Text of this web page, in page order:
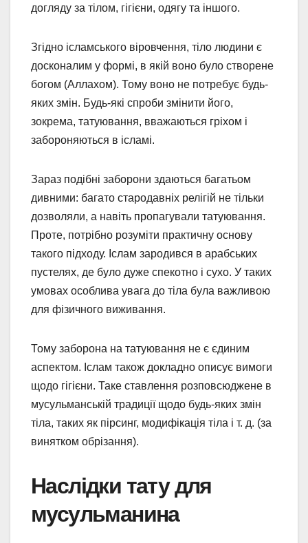
догляду за тілом, гігієни, одягу та іншого.
Згідно ісламського віровчення, тіло людини є
досконалим у формі, в якій воно було створене
богом (Аллахом). Тому воно не потребує будь-
яких змін. Будь-які спроби змінити його,
зокрема, татуювання, вважаються гріхом і
забороняються в ісламі.
Зараз подібні заборони здаються багатьом
дивними: багато стародавніх релігій не тільки
дозволяли, а навіть пропагували татуювання.
Проте, потрібно розуміти практичну основу
такого підходу. Іслам зародився в арабських
пустелях, де було дуже спекотно і сухо. У таких
умовах особлива увага до тіла була важливою
для фізичного виживання.
Тому заборона на татуювання не є єдиним
аспектом. Іслам також докладно описує вимоги
щодо гігієни. Таке ставлення розповсюджене в
мусульманській традиції щодо будь-яких змін
тіла, таких як пірсинг, модифікація тіла і т. д. (за
винятком обрізання).
Наслідки тату для
мусульманина